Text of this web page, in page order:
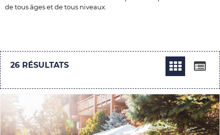
de tous âges et de tous niveaux.
26 RÉSULTATS